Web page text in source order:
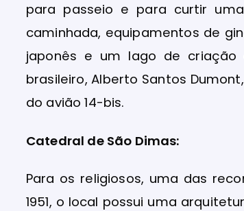
para passeio e para curtir
caminhada, equipamentos de
japonês e um lago de criação
brasileiro, Alberto Santos
do avião 14-bis.
Catedral de São Dimas:
Para os religiosos, uma das
1951, o local possui uma